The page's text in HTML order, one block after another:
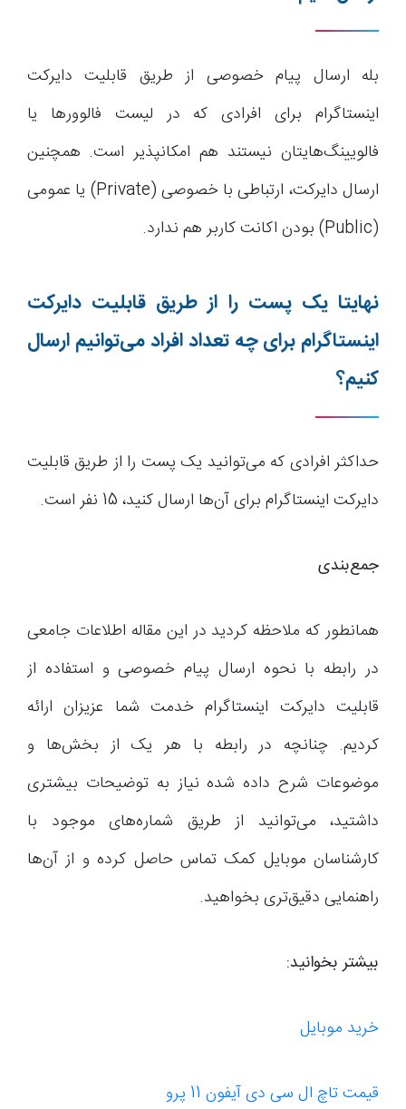
بله ارسال پیام خصوصی از طریق قابلیت دایرکت
اینستاگرام برای افرادی که در لیست فالوورها یا
فالویینگ‌هایتان نیستند هم امکانپذیر است. همچنین
ارسال دایرکت، ارتباطی با خصوصی (Private) یا عمومی
(Public) بودن اکانت کاربر هم ندارد.
نهایتا یک پست را از طریق قابلیت دایرکت
اینستاگرام برای چه تعداد افراد می‌توانیم ارسال
کنیم؟
حداکثر افرادی که می‌توانید یک پست را از طریق قابلیت
دایرکت اینستاگرام برای آن‌ها ارسال کنید، 15 نفر است.
جمع‌بندی
همانطور که ملاحظه کردید در این مقاله اطلاعات جامعی
در رابطه با نحوه ارسال پیام خصوصی و استفاده از
قابلیت دایرکت اینستاگرام خدمت شما عزیزان ارائه
کردیم. چنانچه در رابطه با هر یک از بخش‌ها و
موضوعات شرح داده شده نیاز به توضیحات بیشتری
داشتید، می‌توانید از طریق شماره‌های موجود با
کارشناسان موبایل کمک تماس حاصل کرده و از آن‌ها
راهنمایی دقیق‌تری بخواهید.
بیشتر بخوانید:
خرید موبایل
قیمت تاچ ال سی دی آیفون 11 پرو